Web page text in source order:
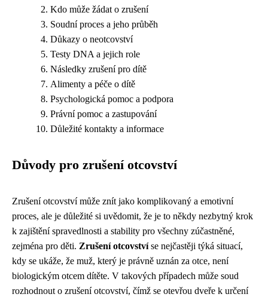
Kdo může žádat o zrušení
Soudní proces a jeho průběh
Důkazy o neotcovství
Testy DNA a jejich role
Následky zrušení pro dítě
Alimenty a péče o dítě
Psychologická pomoc a podpora
Právní pomoc a zastupování
Důležité kontakty a informace
Důvody pro zrušení otcovství
Zrušení otcovství může znít jako komplikovaný a emotivní
proces, ale je důležité si uvědomit, že je to někdy nezbytný krok
k zajištění spravedlnosti a stability pro všechny zúčastněné,
zejména pro děti. Zrušení otcovstvíse nejčastěji týká situací,
kdy se ukáže, že muž, který je právně uznán za otce, není
biologickým otcem dítěte. V takových případech může soud
rozhodnout o zrušení otcovství, čímž se otevřou dveře k určení